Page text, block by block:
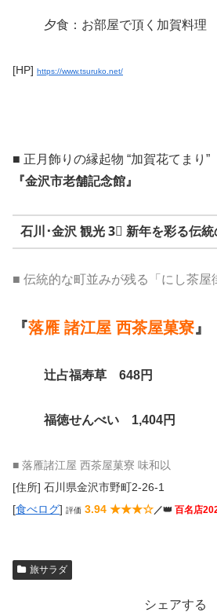
夕食：お部屋で頂く加賀料理
[HP] https://www.tsuruko.net/
■ 正月飾りの縁起物 “加賀花てまり”
『金沢市老舗記念館』
石川･金沢 観光 3⃣ 新年を彩る伝統
■ 伝統的な町並みが残る「にし茶屋
『落雁 諸江屋 西茶屋菓寮』
辻占福寿草 648円
福徳せんべい 1,404円
■ 落雁諸江屋 西茶屋菓寮 味和以
[住所] 石川県金沢市野町2-26-1
[食べログ] 評価 3.94 ★★★☆ ／👑 百名店
旅サラダ
シェアする